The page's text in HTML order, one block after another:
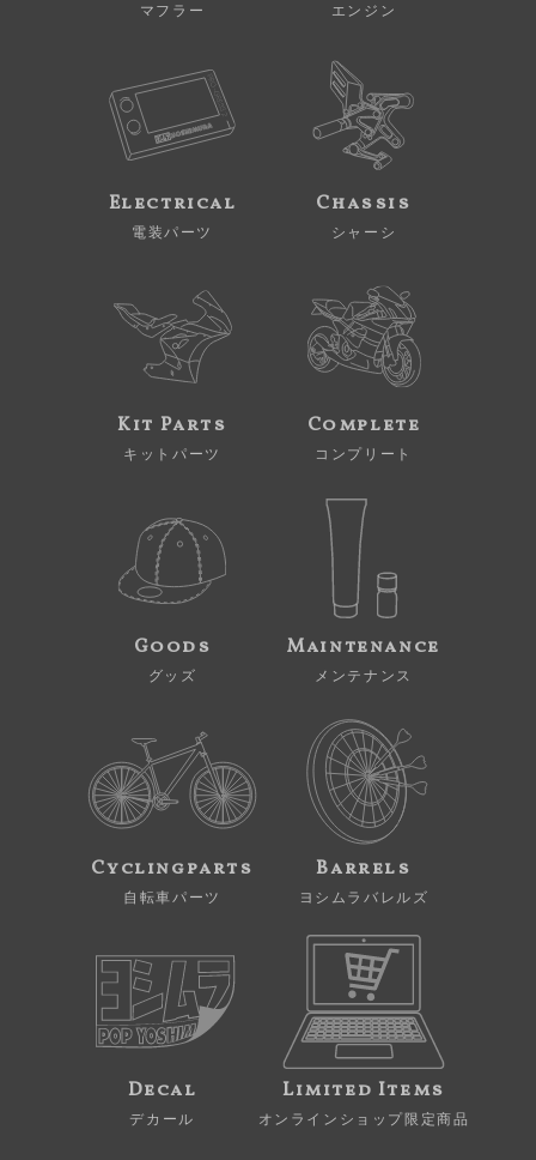
マフラー エンジン
Electrical
電装パーツ
Chassis
シャーシ
Kit Parts
キットパーツ
Complete
コンプリート
Goods
グッズ
Maintenance
メンテナンス
Cyclingparts
自転車パーツ
Barrels
ヨシムラバレルズ
Decal
デカール
Limited Items
オンラインショップ限定商品